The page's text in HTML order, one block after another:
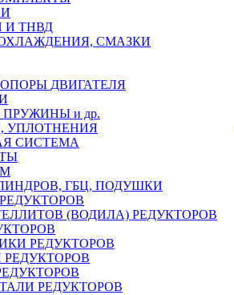
И ТНВД
СМАЗКИ
ДВИГАТЕЛЯ
и др.
УПЛОТНЕНИЯ
СИСТЕМА
ГБЦ, ПОДУШКИ
(ВОДИЛА) РЕДУКТОРОВ
РЕДУКТОРОВ
РЕДУКТОРОВ